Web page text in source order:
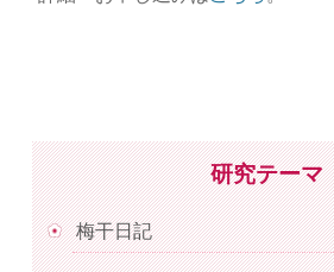
研究テーマ
梅干日記